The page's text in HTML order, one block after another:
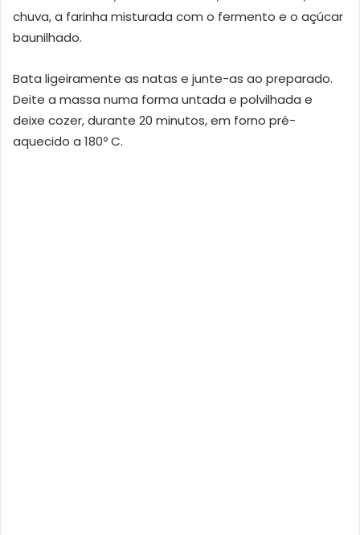
chuva, a farinha misturada com o fermento e o açúcar
baunilhado.
Bata ligeiramente as natas e junte-as ao preparado.
Deite a massa numa forma untada e polvilhada e
deixe cozer, durante 20 minutos, em forno pré-
aquecido a 180º C.